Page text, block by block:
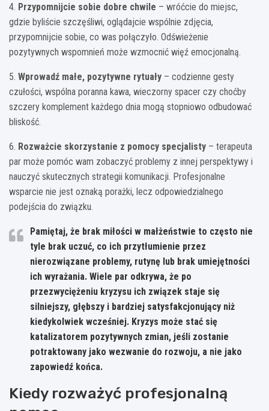
4. Przypomnijcie sobie dobre chwile – wróćcie do miejsc,
gdzie byliście szczęśliwi, oglądajcie wspólnie zdjęcia,
przypomnijcie sobie, co was połączyło. Odświeżenie
pozytywnych wspomnień może wzmocnić więź emocjonalną.
5. Wprowadź małe, pozytywne rytuały – codzienne gesty
czułości, wspólna poranna kawa, wieczorny spacer czy choćby
szczery komplement każdego dnia mogą stopniowo odbudować
bliskość.
6. Rozważcie skorzystanie z pomocy specjalisty – terapeuta
par może pomóc wam zobaczyć problemy z innej perspektywy i
nauczyć skutecznych strategii komunikacji. Profesjonalne
wsparcie nie jest oznaką porażki, lecz odpowiedzialnego
podejścia do związku.
Pamiętaj, że brak miłości w małżeństwie to często nie
tyle brak uczuć, co ich przytłumienie przez
nierozwiązane problemy, rutynę lub brak umiejętności
ich wyrażania. Wiele par odkrywa, że po
przezwyciężeniu kryzysu ich związek staje się
silniejszy, głębszy i bardziej satysfakcjonujący niż
kiedykolwiek wcześniej. Kryzys może stać się
katalizatorem pozytywnych zmian, jeśli zostanie
potraktowany jako wezwanie do rozwoju, a nie jako
zapowiedź końca.
Kiedy rozważyć profesjonalną